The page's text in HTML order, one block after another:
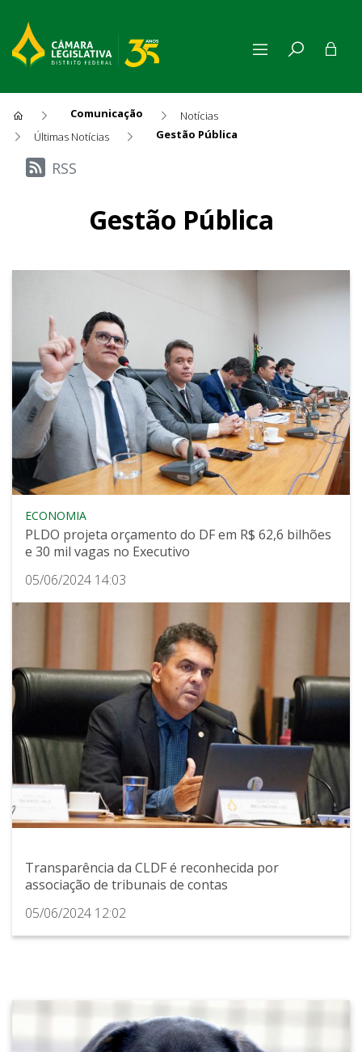
Comunicação
Notícias
Últimas Notícias
Gestão Pública
Últimas Notícias
RSS
Gestão Pública
ECONOMIA
PLDO projeta orçamento do DF em R$ 62,6 bilhões
e 30 mil vagas no Executivo
05/06/2024 14:03
Transparência da CLDF é reconhecida por
associação de tribunais de contas
05/06/2024 12:02